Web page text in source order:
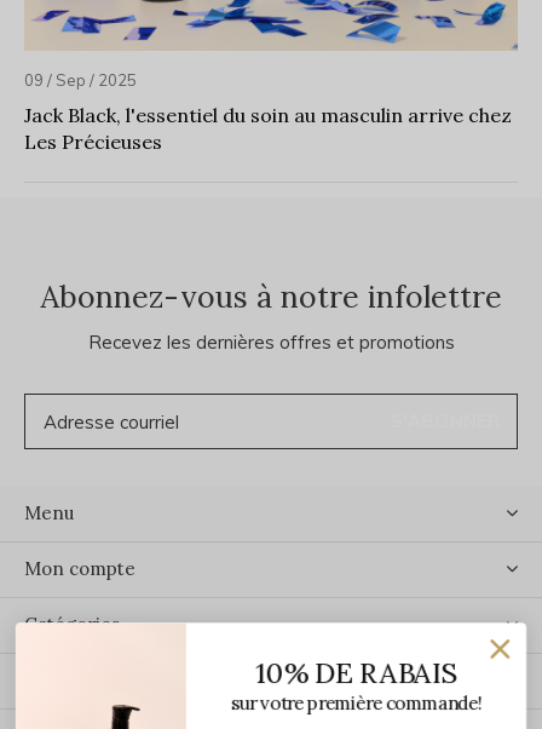
09 / Sep / 2025
Jack Black, l'essentiel du soin au masculin arrive chez
Les Précieuses
Abonnez-vous à notre infolettre
Recevez les dernières offres et promotions
Menu
Mon compte
Catégories
10% DE RABAIS
sur votre première commande!